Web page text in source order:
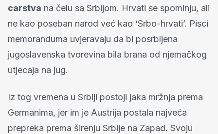
carstva na čelu sa Srbijom. Hrvati se spominju, ali
ne kao poseban narod već kao ‘Srbo-hrvati’. Pisci
memoranduma uvjeravaju da bi posrbljena
jugoslavenska tvorevina bila brana od njemačkog
utjecaja na jug.
Iz tog vremena u Srbiji postoji jaka mržnja prema
Germanima, jer im je Austrija postala najveća
prepreka prema širenju Srbije na Zapad. Svoju